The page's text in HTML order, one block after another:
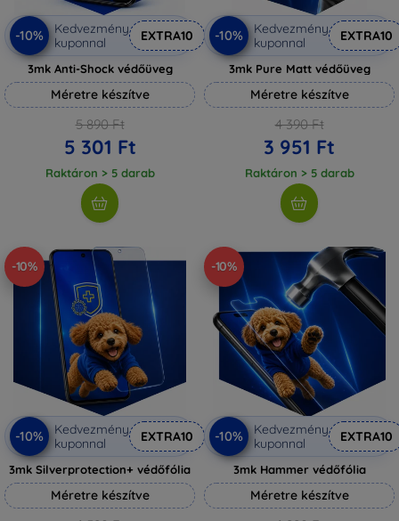
-10%
Kedvezmény
kuponnal
EXTRA10
3mk Anti-Shock védőüveg
Méretre készítve
5 890 Ft
5 301 Ft
Raktáron > 5 darab
-10%
Kedvezmény
kuponnal
EXTRA10
3mk Pure Matt védőüveg
Méretre készítve
4 390 Ft
3 951 Ft
Raktáron > 5 darab
-10%
-10%
Kedvezmény
kuponnal
EXTRA10
3mk Silverprotection+ védőfólia
Méretre készítve
-10%
-10%
Kedvezmény
kuponnal
EXTRA10
3mk Hammer védőfólia
Méretre készítve